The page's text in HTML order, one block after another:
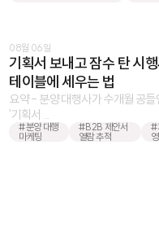
08월 06일
기획서 보내고 잠수 탄 시
테이블에 세우는 법
요약 - 분양 대행사가 수개월 공
'기획서 ...
#분양 대행
마케팅
#B2B 제안서
열람 추적
#